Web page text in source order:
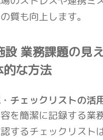
質も向上します。
設 業務課題の見
な方法
チェックリストの活
を簡潔に記録する業
するチェックリスト